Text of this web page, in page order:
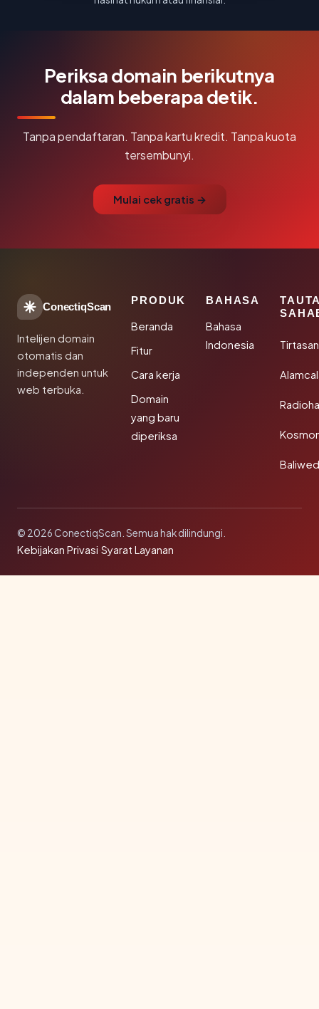
Periksa domain berikutnya
dalam beberapa detik.
Tanpa pendaftaran. Tanpa kartu kredit. Tanpa kuota
tersembunyi.
Mulai cek gratis →
ConectiqScan
Intelijen domain
otomatis dan
independen untuk
web terbuka.
PRODUK
Beranda
Fitur
Cara kerja
Domain
yang baru
diperiksa
BAHASA
Bahasa
Indonesia
© 2026 ConectiqScan. Semua hak dilindungi.
Kebijakan Privasi·Syarat Layanan